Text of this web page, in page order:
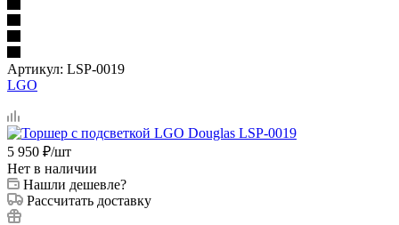
Артикул: LSP-0019
LGO
5 950 ₽/шт
Нет в наличии
Нашли дешевле?
Рассчитать доставку